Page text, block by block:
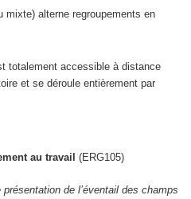
mixte) alterne regroupements en
totalement accessible à distance
et se déroule entièrement par
au travail (ERG105)
de l’éventail des champs